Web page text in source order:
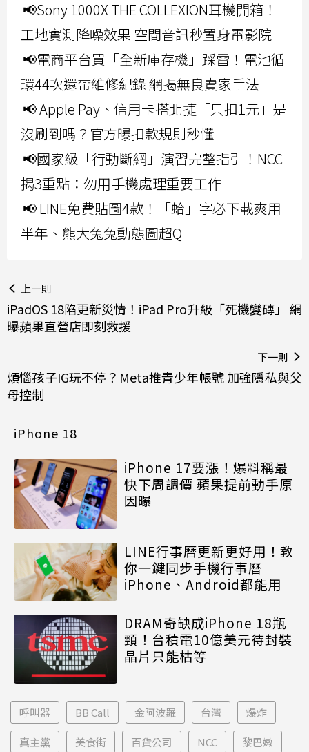
📢Sony 1000X THE COLLEXION耳機開箱！
工地實測降噪效果 空間音訊秒置身電影院
📢電商平台買「全新庫存機」踩雷！電池循
環44次還帶維修紀錄 網揭無良賣家手法
📢 Apple Pay、信用卡搭北捷「只扣1元」是
沒刷到嗎？官方曝扣款規則秒懂
📢國家級「行動斷網」演習完整指引！NCC
揭3重點：勿用手機處理重要工作
📢 LINE免費貼圖4款！「蛤」字必下載爽用
半年、熊大兔兔動態圖超Q
上一則
iPadOS 18陷更新災情！iPad Pro升級「死機變磚」 網
曝蘋果直營店即刻救援
下一則
煩惱孩子IG玩不停？Meta推青少年帳號 加強隱私與父
母控制
iPhone 18
iPhone 17要漲！爆料稱最
快下周調價 蘋果提前動手原
因曝
LINE行事曆更新更好用！教
你一鍵同步手機行事曆
iPhone、Android都能用
DRAM奇缺成iPhone 18瓶
頸！台積電10億美元待封裝
晶片只能枯等
呼叫器 BB Call 金阿波羅 台灣 爆炸
真主黨 美食街 百貨公司 NCC 黎巴嫩